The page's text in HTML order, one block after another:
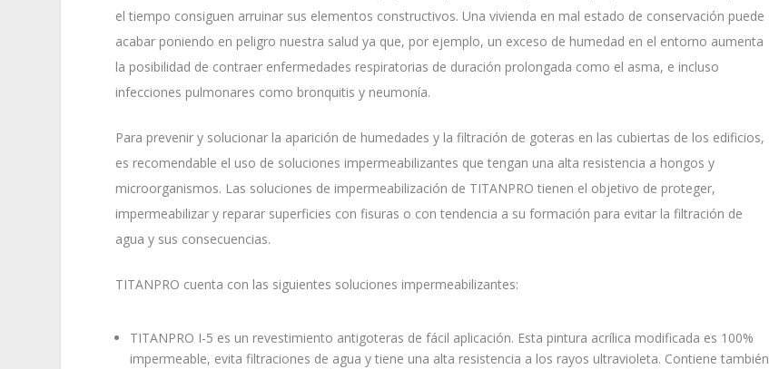
el tiempo consiguen arruinar sus elementos constructivos. Una vivienda en mal estado de conservación puede
acabar poniendo en peligro nuestra salud ya que, por ejemplo, un exceso de humedad en el entorno aumenta
la posibilidad de contraer enfermedades respiratorias de duración prolongada como el asma, e incluso
infecciones pulmonares como bronquitis y neumonía.
Para prevenir y solucionar la aparición de humedades y la filtración de goteras en las cubiertas de los edificios,
es recomendable el uso de soluciones impermeabilizantes que tengan una alta resistencia a hongos y
microorganismos. Las soluciones de impermeabilización de TITANPRO tienen el objetivo de proteger,
impermeabilizar y reparar superficies con fisuras o con tendencia a su formación para evitar la filtración de
agua y sus consecuencias.
TITANPRO cuenta con las siguientes soluciones impermeabilizantes:
TITANPRO I-5 es un revestimiento antigoteras de fácil aplicación. Esta pintura acrílica modificada es 100%
impermeable, evita filtraciones de agua y tiene una alta resistencia a los rayos ultravioleta. Contiene también